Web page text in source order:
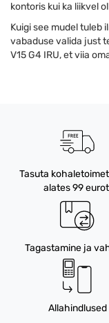
kontoris kui ka liikvel
Kuigi see mudel tuleb
vabaduse valida just
V15 G4 IRU, et viia
Tasuta
alates 99
Tagastamine ja
Allahindlused